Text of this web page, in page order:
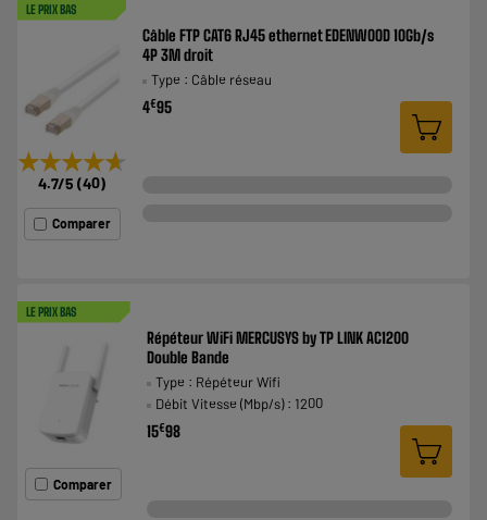
LE PRIX BAS
★★★★★
★★★★★
4.7/5 (40)
Comparer
Câble FTP CAT6 RJ45 ethernet EDENWOOD 10Gb/s
4P 3M droit
Type : Câble réseau
4€95
LE PRIX BAS
Comparer
Répéteur WiFi MERCUSYS by TP LINK AC1200
Double Bande
Type : Répéteur Wifi
Débit Vitesse (Mbp/s) : 1200
15€98